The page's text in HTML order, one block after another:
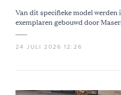
Van dit specifieke model
exemplaren gebouwd door
24 JULI 2026 12:26